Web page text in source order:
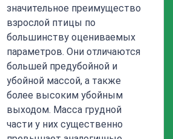
значительное преимущество
взрослой птицы по
большинству оцениваемых
параметров. Они отличаются
большей предубойной и
убойной массой, а также
более высоким убойным
выходом. Масса грудной
части у них существенно